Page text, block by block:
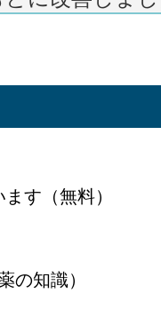
す（無料）
の知識）